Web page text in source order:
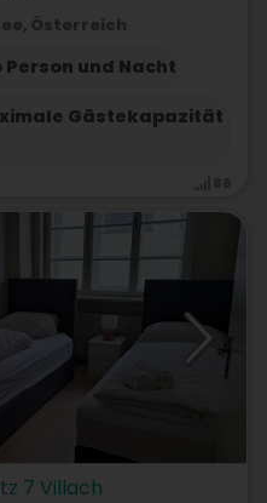
Österreich
Person und Nacht
Gästekapazität
7 Villach